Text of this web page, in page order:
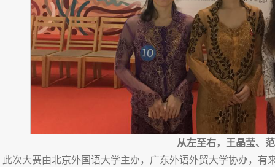
从左至右，王晶莹、
此次大赛由北京外国语大学主办，广东外语外贸大学协办，有